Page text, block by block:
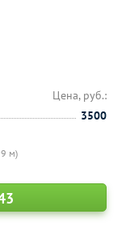
м)
Цена, руб.:
3500